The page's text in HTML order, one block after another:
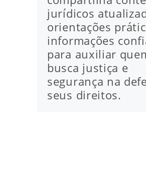
jurídicos
orientações
informações
para auxiliar
busca justiça e
segurança na
seus direitos.